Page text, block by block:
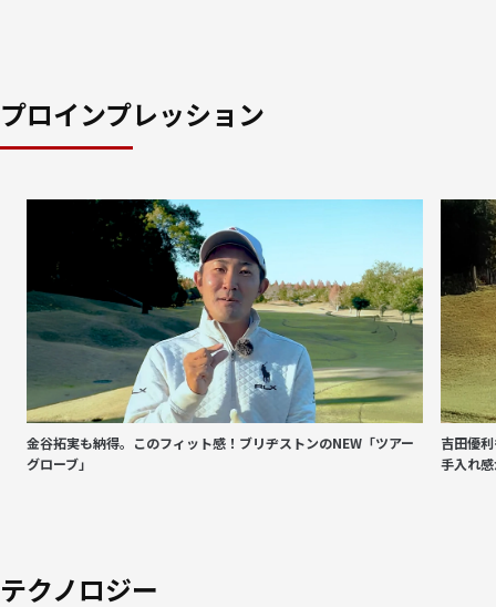
プロインプレッション
金谷拓実も納得。このフィット感！ブリヂストンのNEW「ツアー
グローブ」
吉田優
手入れ
テクノロジー